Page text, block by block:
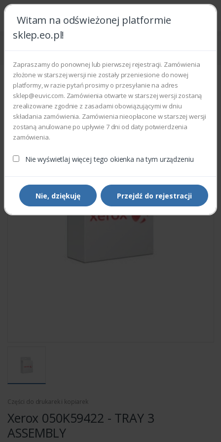
Witam na odświeżonej platformie
sklep.eo.pl!
Zapraszamy do ponownej lub pierwszej rejestracji. Zamówienia
złożone w starszej wersji nie zostały przeniesione do nowej
platformy, w razie pytań prosimy o przesyłanie na adres
sklep@euvic.com. Zamówienia otwarte w starszej wersji zostaną
zrealizowane zgodnie z zasadami obowiązującymi w dniu
składania zamówienia. Zamówienia nieopłacone w starszej wersji
zostaną anulowane po upływie 7 dni od daty potwierdzenia
zamówienia.
Nie wyświetlaj więcej tego okienka na tym urządzeniu
Nie, dziękuję Przejdź do rejestracji
Strona główna Części zamienne
Części do drukarek i kopiarek
Xerox 050K59422 - TRAY 3
ASSEMBLY